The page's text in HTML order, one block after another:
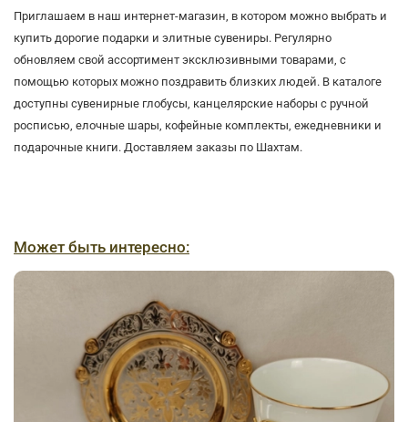
Приглашаем в наш интернет-магазин, в котором можно выбрать и
купить дорогие подарки и элитные сувениры. Регулярно
обновляем свой ассортимент эксклюзивными товарами, с
помощью которых можно поздравить близких людей. В каталоге
доступны сувенирные глобусы, канцелярские наборы с ручной
росписью, елочные шары, кофейные комплекты, ежедневники и
подарочные книги. Доставляем заказы по Шахтам.
Может быть интересно: